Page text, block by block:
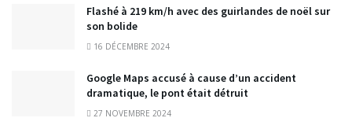
Flashé à 219 km/h avec des guirlandes de noël sur
son bolide
16 DÉCEMBRE 2024
Google Maps accusé à cause d’un accident
dramatique, le pont était détruit
27 NOVEMBRE 2024